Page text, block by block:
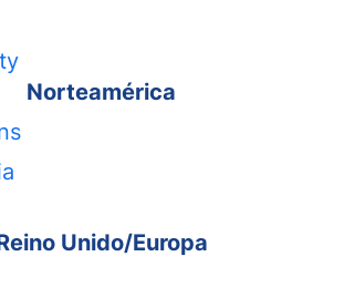
Norteamérica
Unido/Europa